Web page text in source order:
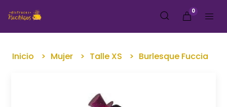
0
Inicio Mujer Talle XS Burlesque Fuccia